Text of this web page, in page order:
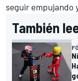
seguir empujando
También